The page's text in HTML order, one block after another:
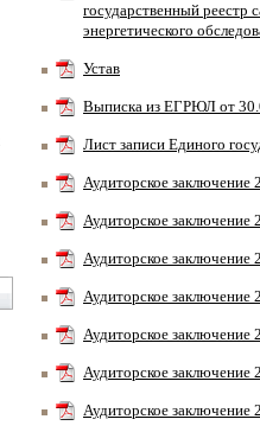
государственный реестр
энергетического
Устав
Выписка из ЕГРЮЛ от
Лист записи Единого
Аудиторское заключение
Аудиторское заключение
Аудиторское заключение
Аудиторское заключение
Аудиторское заключение
Аудиторское заключение
Аудиторское заключение